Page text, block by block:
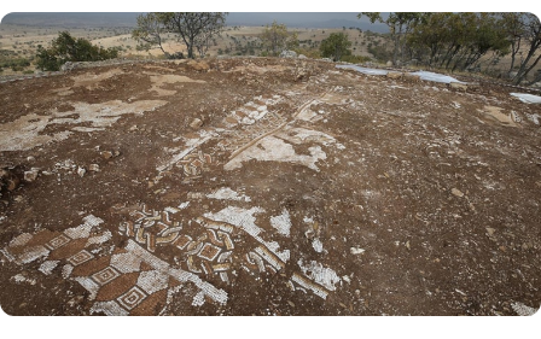
Mardin'in Kızıltepe ilçesinde kurtarma
kazısı yapılan alanda Roma dönemine ait
villa kalıntısında deniz canlıları figürlü
mozaikler bulundu.